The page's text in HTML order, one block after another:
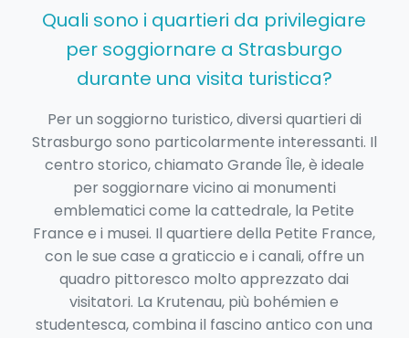
Quali sono i quartieri da privilegiare
per soggiornare a Strasburgo
durante una visita turistica?
Per un soggiorno turistico, diversi quartieri di
Strasburgo sono particolarmente interessanti. Il
centro storico, chiamato Grande Île, è ideale
per soggiornare vicino ai monumenti
emblematici come la cattedrale, la Petite
France e i musei. Il quartiere della Petite France,
con le sue case a graticcio e i canali, offre un
quadro pittoresco molto apprezzato dai
visitatori. La Krutenau, più bohémien e
studentesca, combina il fascino antico con una